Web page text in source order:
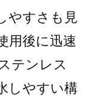
やすさも見
用後に迅速
テンレス
しやすい構